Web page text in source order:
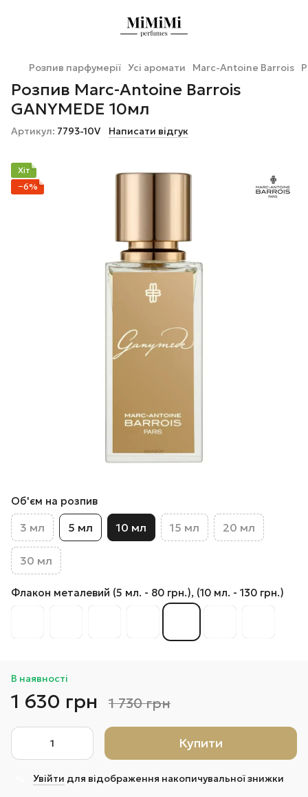
Розпив парфумерії Усі аромати Marc-Antoine Barrois
Розпив Marc-Antoine Barrois
GANYMEDE 10мл
Артикул: 7793-10V Написати відгук
Хіт
−6%
Об'єм на розпив
3 мл 5 мл 10 мл 15 мл 20 мл
30 мл
Флакон металевий (5 мл. - 80 грн.), (10 мл. - 130 грн.)
В наявності
1 630 грн 1 730 грн
Купити
Увійти для відображення накопичувальної знижки